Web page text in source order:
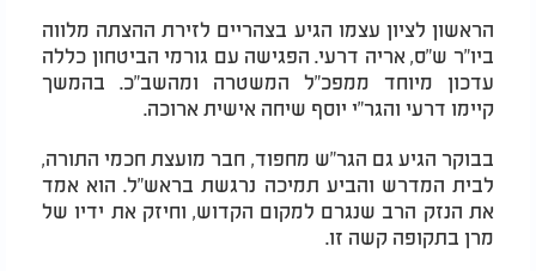
הראשון לציון עצמו הגיע בצהריים לזירת ההצתה מלווה
ביו"ר ש"ס, אריה דרעי. הפגישה עם גורמי הביטחון כללה
עדכון מיוחד ממפכ"ל המשטרה ומהשב"כ. בהמשך
קיימו דרעי והגר"י יוסף שיחה אישית ארוכה.
בבוקר הגיע גם הגר"ש מחפוד, חבר מועצת חכמי התורה,
לבית המדרש והביע תמיכה נרגשת בראש"ל. הוא אמד
את הנזק הרב שנגרם למקום הקדוש, וחיזק את ידיו של
מרן בתקופה קשה זו.